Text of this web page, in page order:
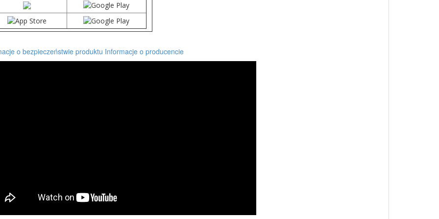
o bezpieczeństwie produktu Informacje o producencie